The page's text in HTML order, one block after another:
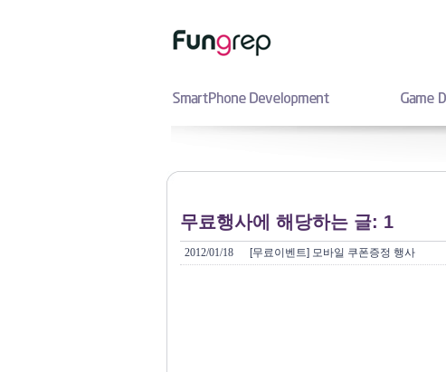
무료행사에 해당하는 글: 1
2012/01/18 [무료이벤트] 모바일 쿠폰증정 행사